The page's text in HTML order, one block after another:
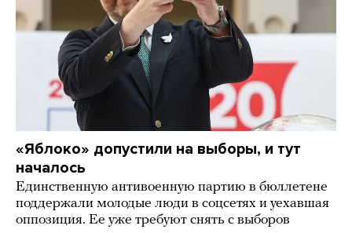
«Яблоко» допустили на выборы, и тут
началось
Единственную антивоенную партию в бюллетене
поддержали молодые люди в соцсетях и уехавшая
оппозиция. Ее уже требуют снять с выборов